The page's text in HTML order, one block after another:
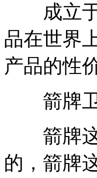
成立于
品在世界
产品的性
箭牌卫
箭牌这
的，箭牌